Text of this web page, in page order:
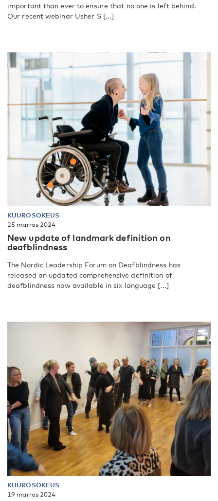
important than ever to ensure that no one is left behind.
Our recent webinar Usher S [...]
KUUROSOKEUS
25 marras 2024
New update of landmark definition on
deafblindness
The Nordic Leadership Forum on Deafblindness has
released an updated comprehensive definition of
deafblindness now available in six language [...]
KUUROSOKEUS
19 marras 2024